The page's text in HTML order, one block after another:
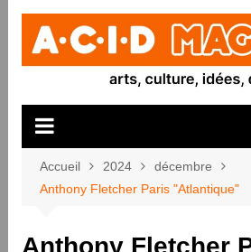
Aller
contenu
Accueil 2024
décembre
Anthony Fletcher Paris "Atlantique"